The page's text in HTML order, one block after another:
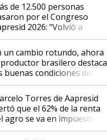
de 12.500 personas
por el Congreso
2026: "Volvió a
que hablar del
es hablar de todo el
productivo"
un cambio rotundo, ahora
brasilero destaca
buenas condiciones del
argentino para invertir:
veo más motivados"
Torres de Aapresid
que el 62% de la renta
agro se va en impuestos:
es bueno que en